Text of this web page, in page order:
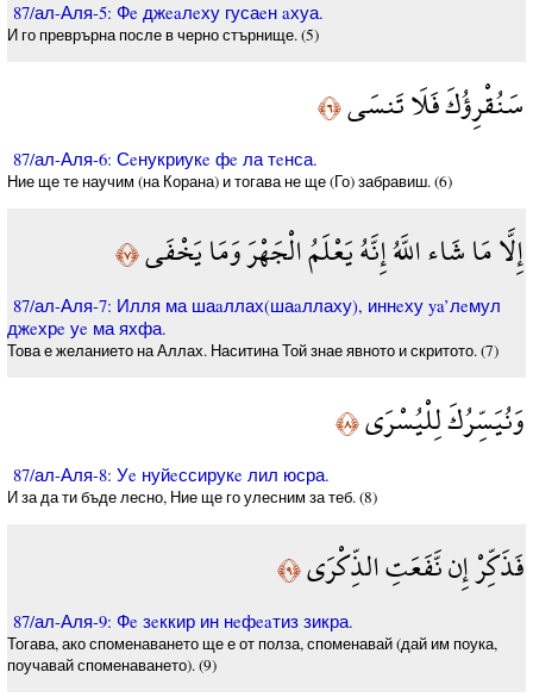
87/ал-Аля-5: Фe джeaлeху гусаeн aхуа.
И го преврърна после в черно стърнище. (5)
سَنُقْرِؤُكَ فَلَا تَنسَى﴿٦﴾
87/ал-Аля-6: Сeнукриукe фe ла тeнса.
Ние ще те научим (на Корана) и тогава не ще (Го) забравиш. (6)
إِلَّا مَا شَاء اللَّهُ إِنَّهُ يَعْلَمُ الْجَهْرَ وَمَا يَخْفَى﴿٧﴾
87/ал-Аля-7: Илля ма шаaллах(шаaллаху), иннeху ya’лeмул
джeхрe уe ма яхфа.
Това е желанието на Аллах. Наситина Той знае явното и скритото. (7)
وَنُيَسِّرُكَ لِلْيُسْرَى﴿٨﴾
87/ал-Аля-8: Уe нуйeссирукe лил юсра.
И за да ти бъде лесно, Ние ще го улесним за теб. (8)
فَذَكِّرْ إِن نَّفَعَتِ الذِّكْرَى﴿٩﴾
87/ал-Аля-9: Фe зeккир ин нeфeaтиз зикра.
Тогава, ако споменаването ще е от полза, споменавай (дай им поука,
поучавай споменаването). (9)